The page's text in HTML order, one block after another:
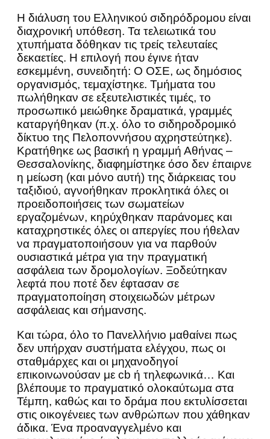
Η διάλυση του Ελληνικού σιδηρόδρομου είναι
διαχρονική υπόθεση. Τα τελειωτικά του
χτυπήματα δόθηκαν τις τρείς τελευταίες
δεκαετίες. Η επιλογή που έγινε ήταν
εσκεμμένη, συνειδητή: Ο ΟΣΕ, ως δημόσιος
οργανισμός, τεμαχίστηκε. Τμήματα του
πωλήθηκαν σε εξευτελιστικές τιμές, το
προσωπικό μειώθηκε δραματικά, γραμμές
καταργήθηκαν (π.χ. όλο το σιδηροδρομικό
δίκτυο της Πελοποννήσου αχρηστεύτηκε).
Κρατήθηκε ως βασική η γραμμή Αθήνας –
Θεσσαλονίκης, διαφημίστηκε όσο δεν έπαιρνε
η μείωση (και μόνο αυτή) της διάρκειας του
ταξιδιού, αγνοήθηκαν προκλητικά όλες οι
προειδοποιήσεις των σωματείων
εργαζομένων, κηρύχθηκαν παράνομες και
καταχρηστικές όλες οι απεργίες που ήθελαν
να πραγματοποιήσουν για να παρθούν
ουσιαστικά μέτρα για την πραγματική
ασφάλεια των δρομολογίων. Ξοδεύτηκαν
λεφτά που ποτέ δεν έφτασαν σε
πραγματοποίηση στοιχειωδών μέτρων
ασφάλειας και σήμανσης.
Και τώρα, όλο το Πανελλήνιο μαθαίνει πως
δεν υπήρχαν συστήματα ελέγχου, πως οι
σταθμάρχες και οι μηχανοδηγοί
επικοινωνούσαν με cb ή τηλεφωνικά… Kαι
βλέπουμε το πραγματικό ολοκαύτωμα στα
Τέμπη, καθώς και το δράμα που εκτυλίσσεται
στις οικογένειες των ανθρώπων που χάθηκαν
άδικα. Ένα προαναγγελμένο και